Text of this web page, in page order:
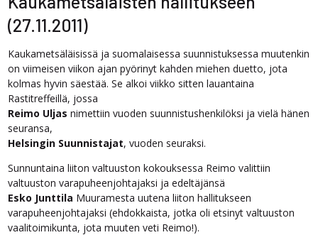
(27.11.2011)
Kaukametsäläisissä ja suomalaisessa suunnistuksessa muutenkin
on viimeisen viikon ajan pyörinyt kahden miehen duetto, jota
kolmas hyvin säestää. Se alkoi viikko sitten lauantaina
Rastitreffeillä, jossa
Reimo Uljas nimettiin vuoden suunnistushenkilöksi ja vielä hänen
seuransa,
Helsingin Suunnistajat, vuoden seuraksi.
Sunnuntaina liiton valtuuston kokouksessa Reimo valittiin
valtuuston varapuheenjohtajaksi ja edeltäjänsä
Esko Junttila Muuramesta uutena liiton hallitukseen
varapuheenjohtajaksi (ehdokkaista, jotka oli etsinyt valtuuston
vaalitoimikunta, jota muuten veti Reimo!).